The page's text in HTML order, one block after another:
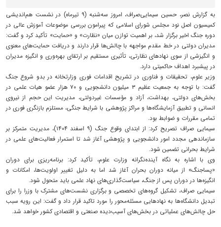
به گزارش نصر، حسین سیمایی‌صراف، امروز سه‌شنبه (۹ تیرماه) در نشست هم‌اندیشی
کمیسیون اصل نود مجلس شورای اسلامی که پیرامون بررسی موضوعات آموزش عالی در
دوره جنگ اخیر برگزار شد، بر اهمیت توازن میان «نظارت» و «حمایت» تأکید کرد و گفت:
مدیران دولتی در خط مقدم مواجهه با چالش‌ها قرار دارند و دریافت حمایت‌های معنوی
و انگیزشی از سوی نهادهای نظارتی، تأثیری مستقیم بر ارتقای بهره‌وری و انگیزه مدیران
در پیشبرد اهداف حاکمیتی دارد.
وزیر علوم، تحقیقات و فناوری در تشریح اقدامات فوری وزارتخانه در بدو شروع جنگ
گفت: با توجه به جمعیت عظیم ۳ میلیون دانشجویی و ۷۰ هزار عضو هیات علمی در
بخش‌های دولتی، بهداشت، آزاد و مؤسسات غیردولتی، مدیریت این حجم از نیروی
انسانی و تطبیق آزمایشگاه‌ها و مراکز پژوهشی با شرایط جنگی، مستلزم بازنگری فوری در
تمامی مقررات و ضوابط بود.
سیمایی صراف تصریح کرد: از ابتدای وقوع جنگ (۹ اسفند ۱۴۰۴)، مدیریت متمرکز بر
سازماندهی مجدد امور دانشجویی و پژوهشی آغاز شد تا استمرار فعالیت‌های علمی در
شرایط بحرانی تضمین شود.
وی با اشاره به نگاه آینده‌نگرانه وزارت علوم، تأکید کرد: برنامه‌ریزی برای دوران
«پساجنگ» از میانه دوران بحران آغاز شد اما به دلیل تغییر اولویت‌ها، امکانات و
انگیزه‌ها در دوران پس از جنگ، سیاست‌گذاری‌های نهاد علمی باید متحول شود.
سیمایی صراف، تشکیل گروه‌های تخصصی و برگزاری نشست‌های مشترک با وزرا را برای
تبدیل دانشگاه‌ها به نهادهایی مسئله‌محور را مورد تاکید قرار داد و گفت: این رویه سبب
حل چالش‌های عملیاتی در بخش‌های آسیب‌دیده صنعتی و اقتصادی کشور خواهد شد.